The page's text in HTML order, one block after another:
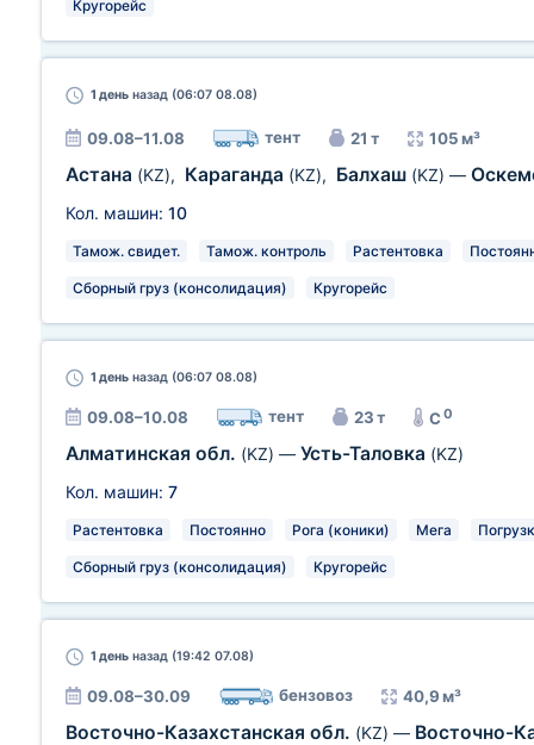
Кругорейс
1 день назад (06:07 08.08)
09.08–11.08 тент 21 т 105 м³
Астана (KZ), Караганда (KZ), Балхаш (KZ) —
Кол. машин: 10
Тамож. свидет. Тамож. контроль Растентовка
Сборный груз (консолидация) Кругорейс
1 день назад (06:07 08.08)
09.08–10.08 тент 23 т C0
Алматинская обл. (KZ) — Усть-Таловка (KZ)
Кол. машин: 7
Растентовка Постоянно Рога (коники) Мега
Сборный груз (консолидация) Кругорейс
1 день назад (19:42 07.08)
09.08–30.09 бензовоз 40,9 м³
Восточно-Казахстанская обл. (KZ) — Восточно-